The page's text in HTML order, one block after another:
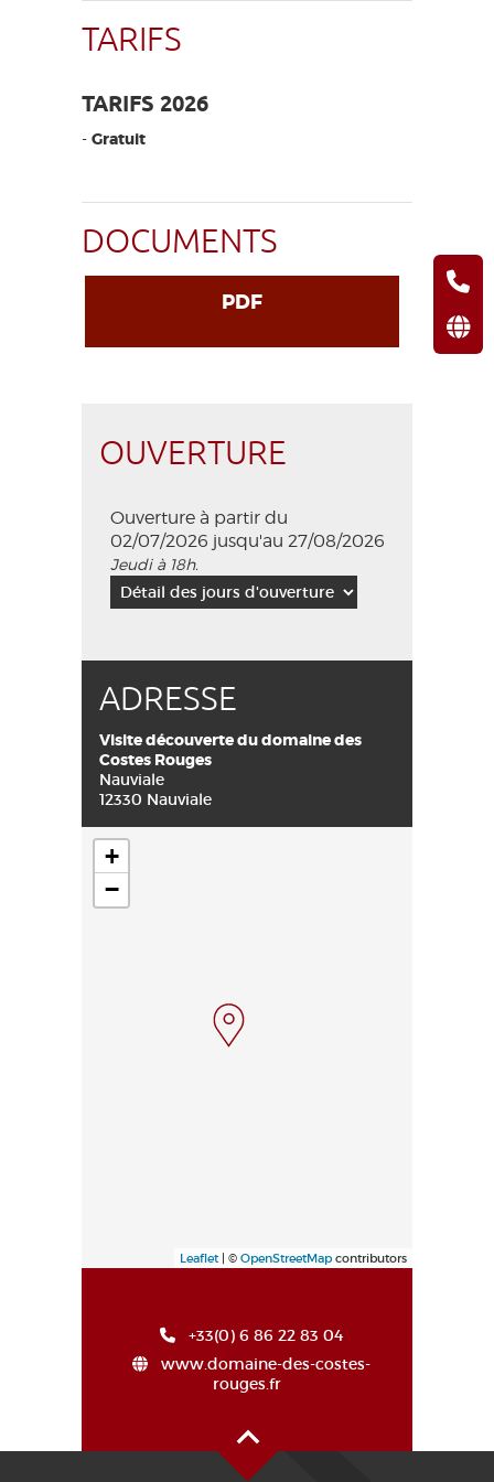
TARIFS
TARIFS 2026
- Gratuit
DOCUMENTS
PDF
OUVERTURE
Ouverture à partir du
02/07/2026 jusqu'au 27/08/2026
Jeudi à 18h.
ADRESSE
Visite découverte du domaine des
Costes Rouges
Nauviale
12330 Nauviale
+
−
Leaflet| © OpenStreetMap contributors
+33(0) 6 86 22 83 04
www.domaine-des-costes-
rouges.fr